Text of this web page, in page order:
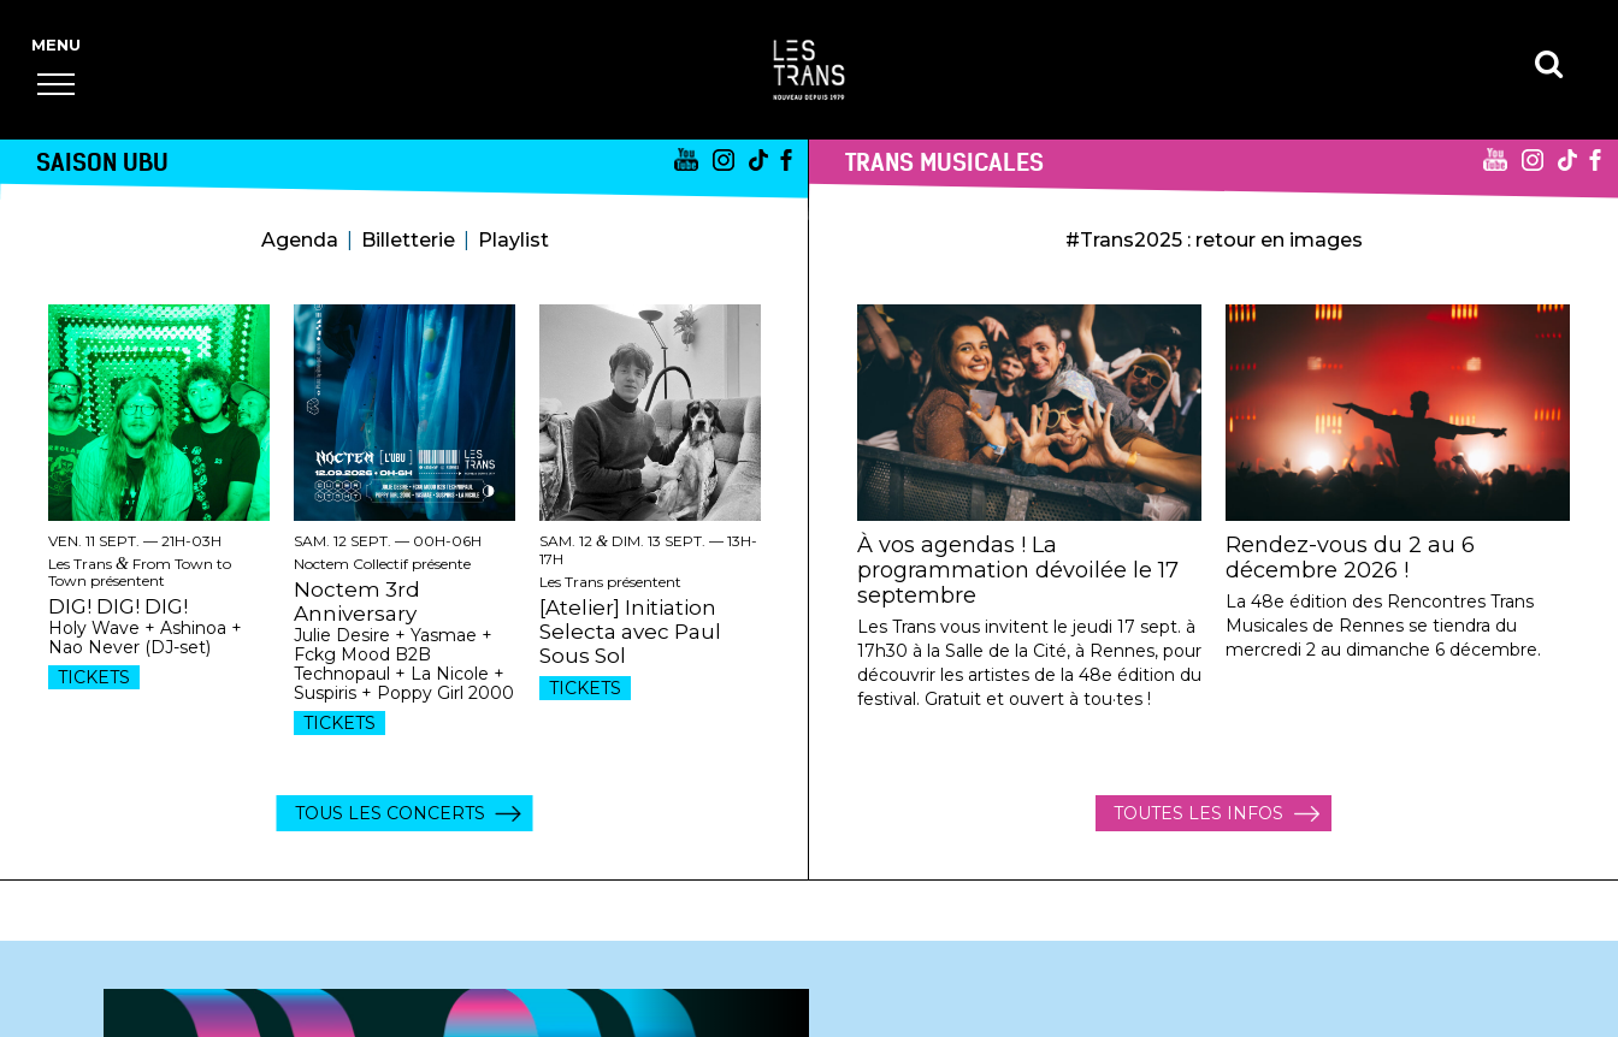
SAISON UBU
Agenda Billetterie Playlist
VEN. 11 SEPT. —21H-03H
Les Trans& From Town to
Town présentent
DIG! DIG! DIG!
Holy Wave + Ashinoa +
Nao Never (DJ-set)
TICKETS
SAM. 12 SEPT. — 00H-06H
Noctem Collectif présente
Noctem 3rd
Anniversary
Julie Desire + Yasmae +
Fckg Mood B2B
Technopaul + La Nicole +
Suspiris + Poppy Girl 2000
TICKETS
SAM. 12 &DIM. 13 SEPT. — 13H-
17H
Les Trans présentent
[Atelier] Initiation
Selecta avec Paul
Sous Sol
TICKETS
TOUS LES CONCERTS
TRANS MUSICALES
#Trans2025 : retour en images
À vos agendas ! La
programmation dévoilée le 17
septembre
Les Trans vous invitent le jeudi 17 sept. à
17h30 à la Salle de la Cité, à Rennes, pour
découvrir les artistes de la 48e édition du
festival. Gratuit et ouvert à tou·tes !
Rendez-vous du 2 au 6
décembre 2026 !
La 48e édition des Rencontres Trans
Musicales de Rennes se tiendra du
mercredi 2 au dimanche 6 décembre.
TOUTES LES INFOS